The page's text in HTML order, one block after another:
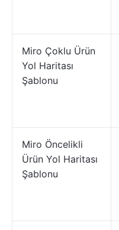
Miro Çoklu Ürün
Yol Haritası
Şablonu
Miro Öncelikli
Ürün Yol Haritası
Şablonu